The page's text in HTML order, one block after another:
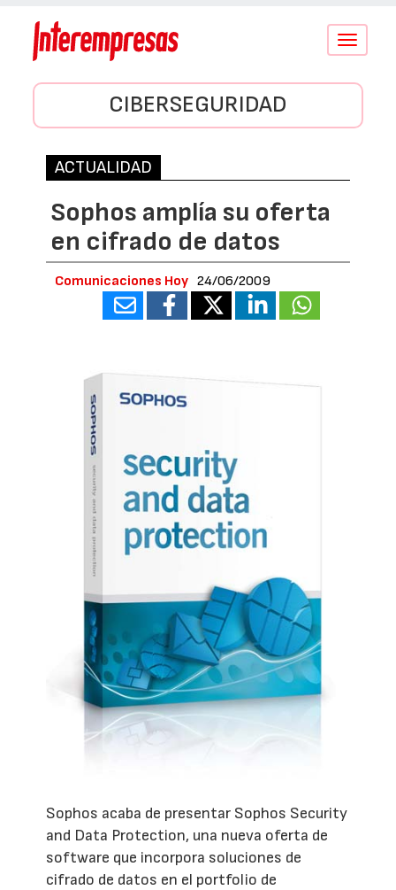
Conmutar
CIBERSEGURIDAD
ACTUALIDAD
Sophos amplía su oferta
en cifrado de datos
Comunicaciones Hoy 24/06/2009
Sophos acaba de presentar Sophos Security
and Data Protection, una nueva oferta de
software que incorpora soluciones de
cifrado de datos en el portfolio de